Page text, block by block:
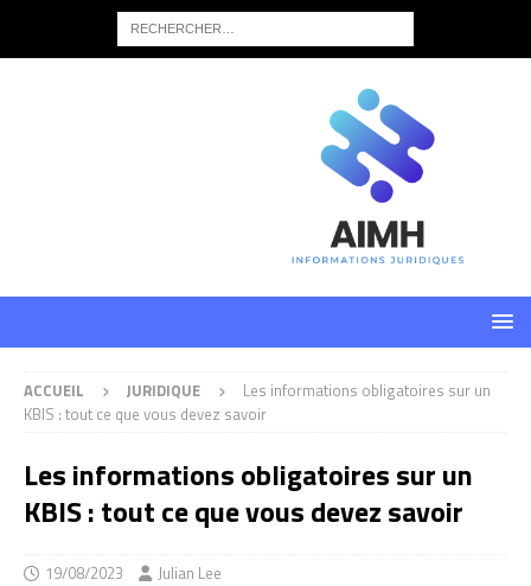
ACCUEIL JURIDIQUE
Les informations obligatoires sur un
KBIS : tout ce que vous devez savoir
Les informations obligatoires sur un
KBIS : tout ce que vous devez savoir
19/08/2023 Julian Lee